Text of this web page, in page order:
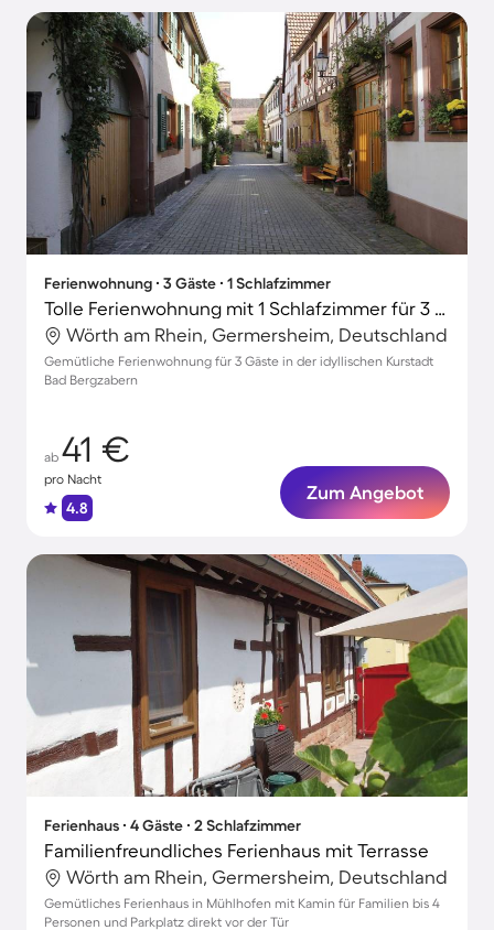
Ferienwohnung ∙ 3 Gäste ∙ 1 Schlafzimmer
Tolle Ferienwohnung mit 1 Schlafzimmer für 3 Personen
Wörth am Rhein, Germersheim, Deutschland
Gemütliche Ferienwohnung für 3 Gäste in der idyllischen Kurstadt
Bad Bergzabern
ab 41 €
pro Nacht
4.8
Zum Angebot
Ferienhaus ∙ 4 Gäste ∙ 2 Schlafzimmer
Familienfreundliches Ferienhaus mit Terrasse
Wörth am Rhein, Germersheim, Deutschland
Gemütliches Ferienhaus in Mühlhofen mit Kamin für Familien bis 4
Personen und Parkplatz direkt vor der Tür